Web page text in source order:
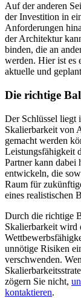
Auf der anderen
der Investition in
Anforderungen
der Architektur
binden, die an
werden. Hier ist es
aktuelle und
Die richtige
Der Schlüssel liegt
Skalierbarkeit von
gemacht werden
Leistungsfähigkeit
Partner kann dabei
entwickeln, die
Raum für
eines realistischen
Durch die richtige
Skalierbarkeit wird
unnötige Risiken
verschwenden.
zögern Sie nicht,
kontaktieren.